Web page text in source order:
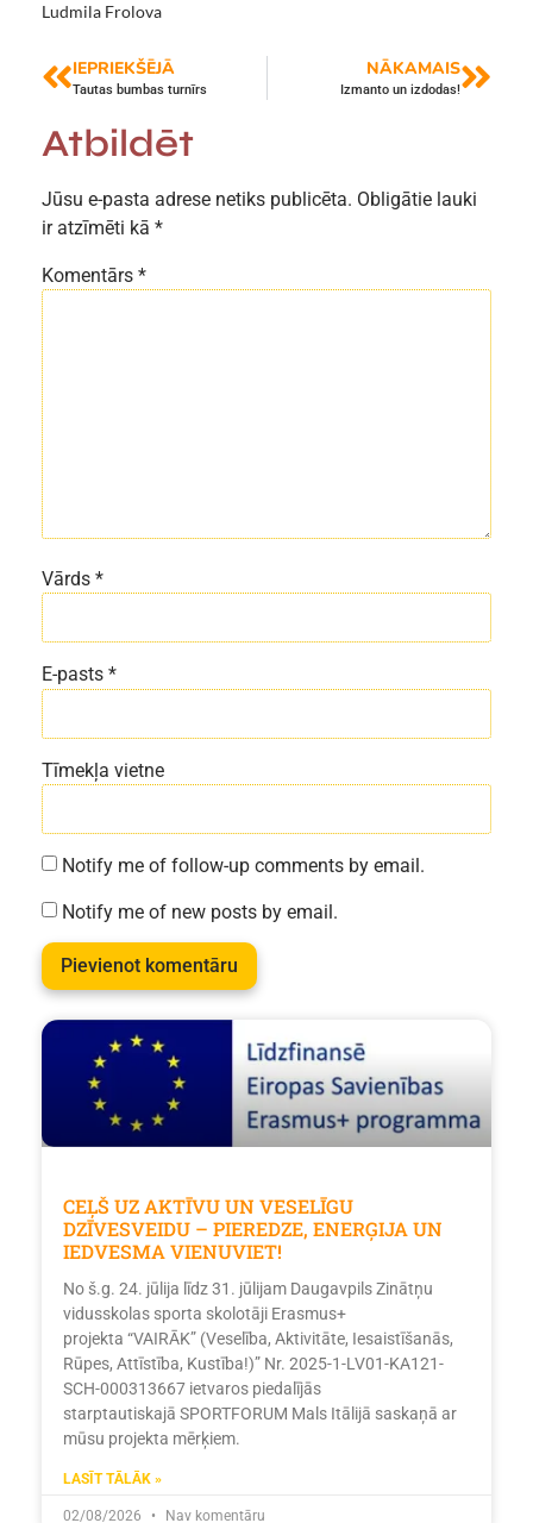
Ludmila Frolova
IEPRIEKŠĒJĀ
Tautas bumbas turnīrs
NĀKAMAIS
Izmanto un izdodas!
Atbildēt
Jūsu e-pasta adrese netiks publicēta. Obligātie lauki
ir atzīmēti kā *
Komentārs *
Vārds *
E-pasts *
Tīmekļa vietne
Notify me of follow-up comments by email.
Notify me of new posts by email.
CEĻŠ UZ AKTĪVU UN VESELĪGU
DZĪVESVEIDU – PIEREDZE, ENERĢIJA UN
IEDVESMA VIENUVIET!
No š.g. 24. jūlija līdz 31. jūlijam Daugavpils Zinātņu
vidusskolas sporta skolotāji Erasmus+
projekta “VAIRĀK” (Veselība, Aktivitāte, Iesaistīšanās,
Rūpes, Attīstība, Kustība!)” Nr. 2025-1-LV01-KA121-
SCH-000313667 ietvaros piedalījās
starptautiskajā SPORTFORUM Mals Itālijā saskaņā ar
mūsu projekta mērķiem.
LASĪT TĀLĀK »
02/08/2026 Nav komentāru